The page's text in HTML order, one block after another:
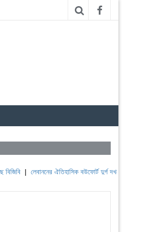
লেবাননের ঐতিহাসিক বউফোর্ট দুর্গ দখল করল ইসরাইল